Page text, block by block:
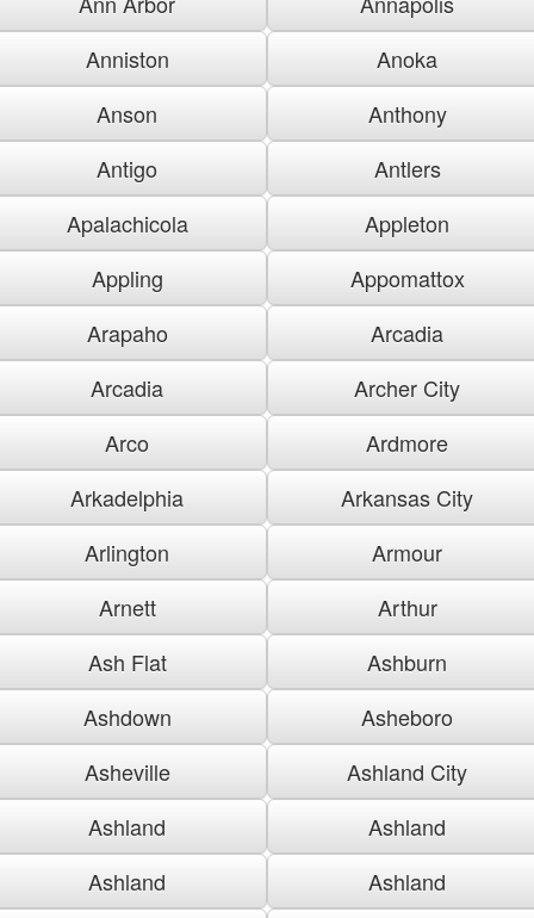
Anniston
Anoka
Anson
Anthony
Antigo
Antlers
Apalachicola
Appleton
Appling
Appomattox
Arapaho
Arcadia
Arcadia
Archer City
Arco
Ardmore
Arkadelphia
Arkansas City
Arlington
Armour
Arnett
Arthur
Ash Flat
Ashburn
Ashdown
Asheboro
Asheville
Ashland City
Ashland
Ashland
Ashland
Ashland